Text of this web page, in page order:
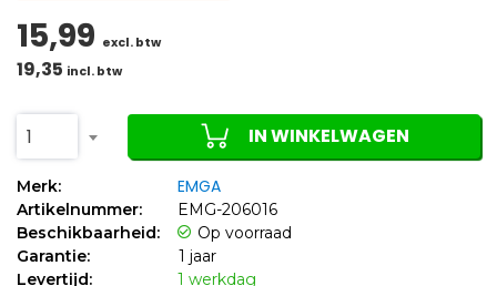
15,99 excl. btw
19,35 incl. btw
1 IN WINKELWAGEN
Merk: EMGA
Artikelnummer:
EMG-206016
Beschikbaarheid:
Op voorraad
Garantie:
1 jaar
Levertijd:
1 werkdag